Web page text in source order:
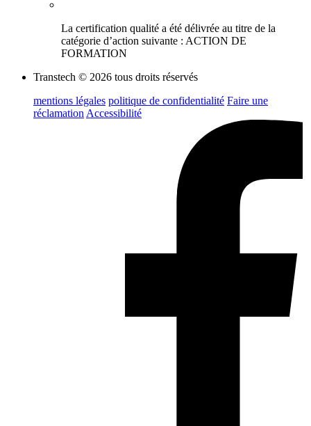
La certification qualité a été délivrée au titre de la
catégorie d’action suivante : ACTION DE
FORMATION
Transtech © 2026 tous droits réservés
mentions légales politique de confidentialité Faire une
réclamation Accessibilité